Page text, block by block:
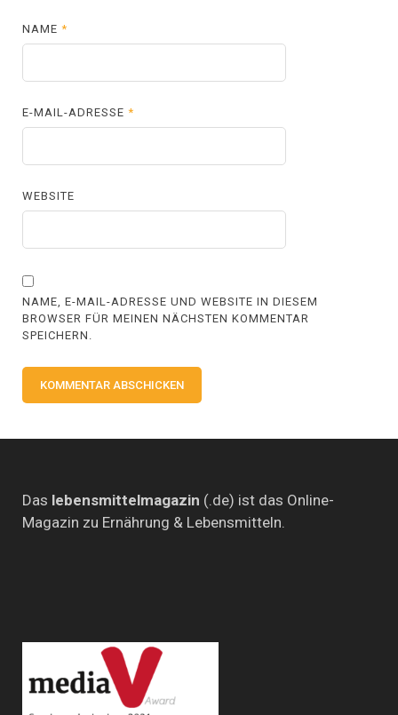
NAME*
E-MAIL-ADRESSE*
WEBSITE
NAME, E-MAIL-ADRESSE UND WEBSITE IN DIESEM
BROWSER FÜR MEINEN NÄCHSTEN KOMMENTAR
SPEICHERN.
Das lebensmittelmagazin (.de) ist das Online-
Magazin zu Ernährung & Lebensmitteln.